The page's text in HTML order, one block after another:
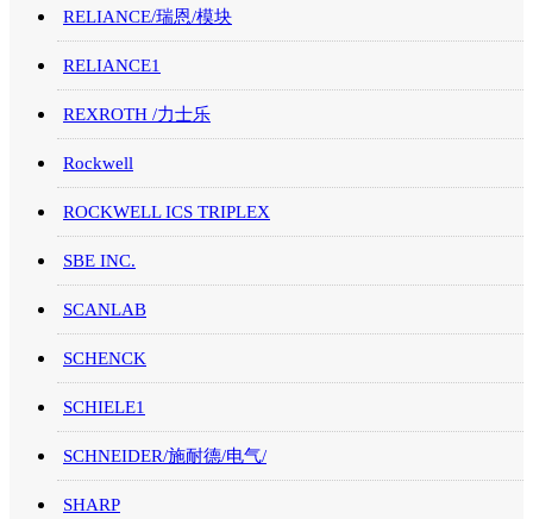
RELIANCE/瑞恩/模块
RELIANCE1
REXROTH /力士乐
Rockwell
ROCKWELL ICS TRIPLEX
SBE INC.
SCANLAB
SCHENCK
SCHIELE1
SCHNEIDER/施耐德/电气/
SHARP